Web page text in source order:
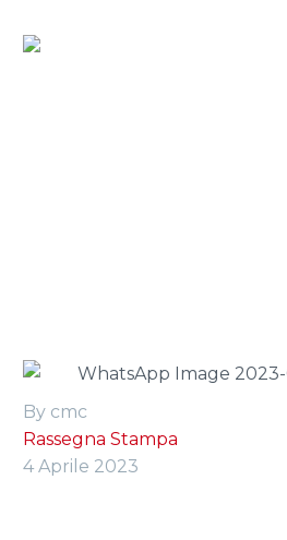
By cmc
Rassegna Stampa
4 Aprile 2023